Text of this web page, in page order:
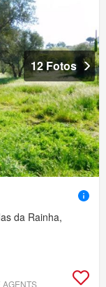
12 Fotos
da Rainha,
AGENTS